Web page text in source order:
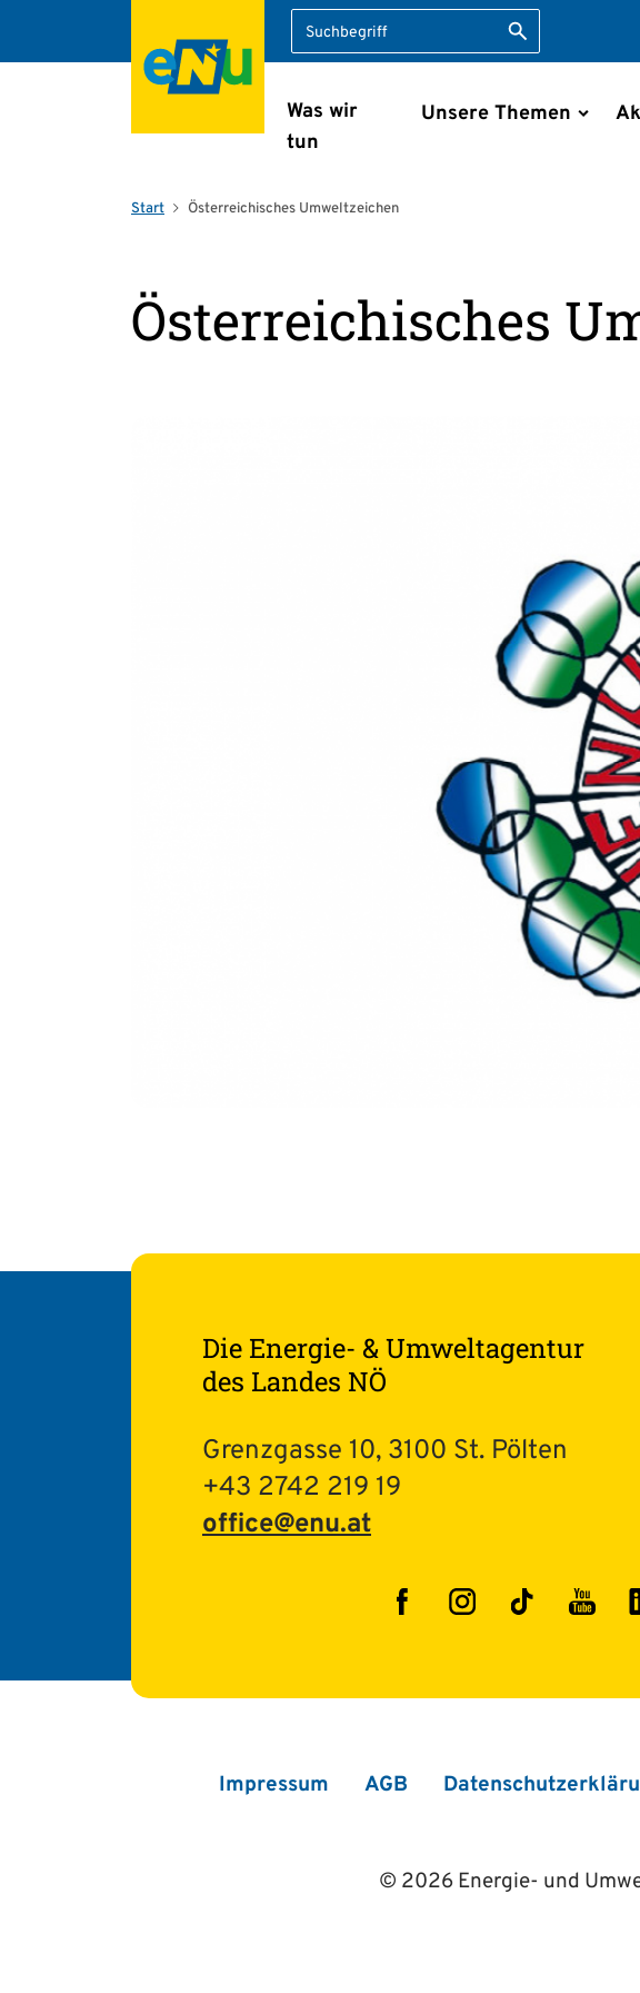
Suche Suche starten
Navigation überspringen
Was wir
tun
Unsere Themen
Start Österreichisches Umweltzeichen
Österreichisches
Die Energie- & Umweltagentur
des Landes NÖ
Grenzgasse 10, 3100 St. Pölten
+43 2742 219 19
office@enu.at
FacebookInstagram
TikTok
Impressum AGB
© 2026 Energie- und